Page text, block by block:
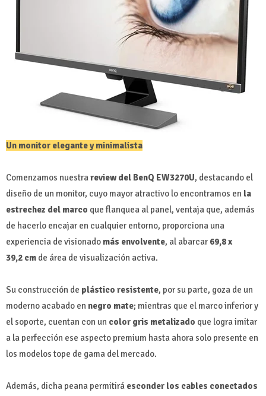
Un monitor elegante y minimalista
Comenzamos nuestrareview del BenQ EW3270U, destacando el
diseño de un monitor, cuyo mayor atractivo lo encontramos en la
estrechez del marco que flanquea al panel, ventaja que, además
de hacerlo encajar en cualquier entorno, proporciona una
experiencia de visionado más envolvente, al abarcar 69,8 x
39,2 cm de área de visualización activa.
Su construcción de plástico resistente, por su parte, goza de un
moderno acabado en negro mate; mientras que el marco inferior y
el soporte, cuentan con un color gris metalizado que logra imitar
a la perfección ese aspecto premium hasta ahora solo presente en
los modelos tope de gama del mercado.
Además, dicha peana permitirá esconder los cables conectados